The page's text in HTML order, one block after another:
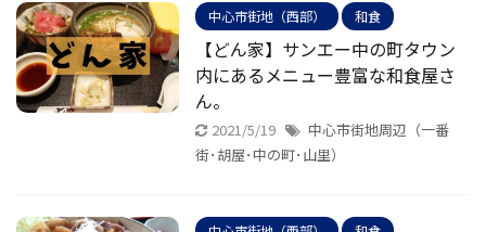
中心市街地（西部） 和食
【どん家】サンエー中の町タウン
内にあるメニュー豊富な和食屋さ
ん。
2021/5/19
中心市街地周辺（一番
街･胡屋･中の町･山里）